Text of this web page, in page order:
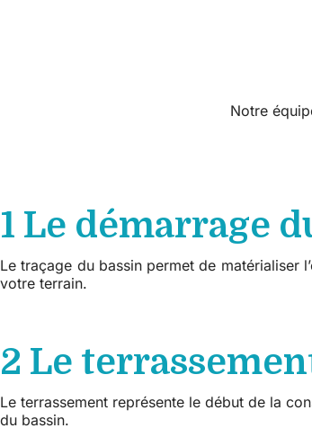
Notre
1 Le démarrage
Le traçage du bassin permet de
votre terrain.
2 Le
Le terrassement représente le début de la
du bassin.